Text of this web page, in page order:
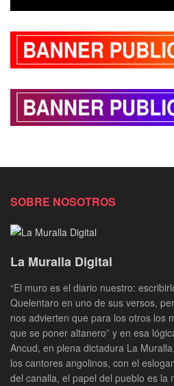
SOBRE NOSOTROS
La Muralla Digital
“El muro es el diario nuestro:
Quelentaro en uno de sus versos,
nos advierten que para los otros los
que se poner altanero” y en esa
Ancud, en plena dictadura La
los cantores angolinos, con el
del canalla, el papel del pueblo es la